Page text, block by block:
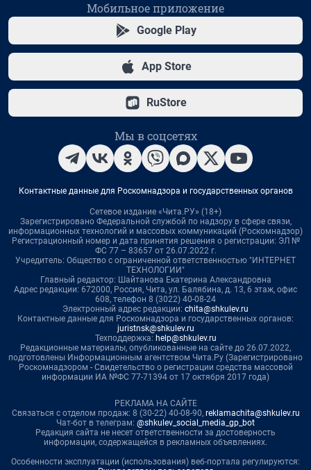
Мобильное приложение
Google Play
App Store
RuStore
Мы в соцсетях
Контактные данные для Роскомнадзора и государственных органов
Сетевое издание «Чита.РУ» (18+)
Зарегистрировано Федеральной службой по надзору в сфере связи,
информационных технологий и массовых коммуникаций (Роскомнадзор)
Регистрационный номер и дата принятия решения о регистрации: ЭЛ №
ФС 77 – 83657 от 26.07.2022 г.
Учредитель: Общество с ограниченной ответственностью "ИНТЕРНЕТ
ТЕХНОЛОГИИ"
Главный редактор: Шайтанова Екатерина Александровна
Адрес редакции: 672000, Россия, Чита, ул. Балябина, д. 13, 6 этаж, офис
608, телефон 8 (3022) 40-08-24
Электронный адрес редакции: chita@shkulev.ru
Контактные данные для Роскомнадзора и государственных органов:
juristnsk@shkulev.ru
Техподдержка: help@shkulev.ru
Редакционные материалы, опубликованные на сайте до 26.07.2022,
подготовлены Информационным агентством Чита.Ру (Зарегистрировано
Роскомнадзором - Свидетельство о регистрации средства массовой
информации ИА №ФС 77-71394 от 17 октября 2017 года)
РЕКЛАМА НА САЙТЕ
Связаться с отделом продаж: 8 (30-22) 40-08-90, reklamachita@shkulev.ru
Чат-бот в телеграм: @shkulev_social_media_gp_bot
Редакция сайта не несет ответственности за достоверность
информации, содержащейся в рекламных объявлениях.
Особенности эксплуатации (использования) веб-портала регулируются: